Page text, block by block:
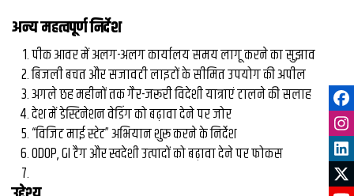
अन्य महत्वपूर्ण निर्देश
पीक आवर में अलग-अलग कार्यालय समय लागू करने का सुझाव
बिजली बचत और सजावटी लाइटों के सीमित उपयोग की अपील
अगले छह महीनों तक गैर-जरूरी विदेशी यात्राएं टालने की सलाह
देश में डेस्टिनेशन वेडिंग को बढ़ावा देने पर जोर
“विजिट माई स्टेट” अभियान शुरू करने के निर्देश
ODOP, GI टैग और स्वदेशी उत्पादों को बढ़ावा देने पर फोकस